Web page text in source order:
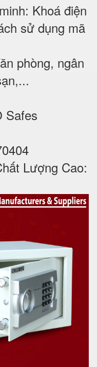
Khoá điện
sử dụng mã
phòng, ngân
Safes
Lượng Cao: